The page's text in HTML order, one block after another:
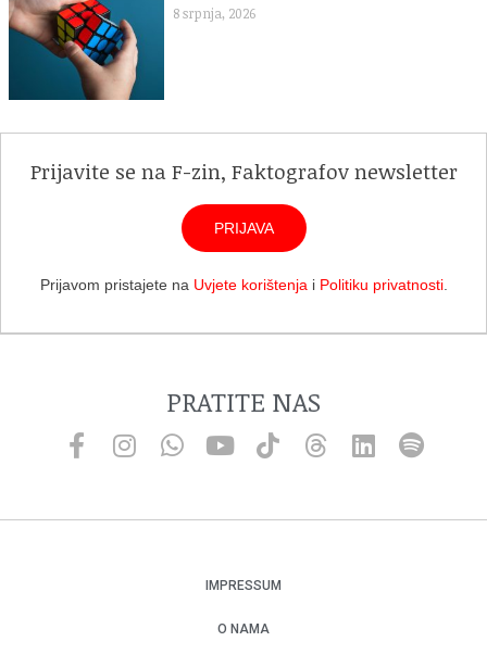
8 srpnja, 2026
Prijavite se na F-zin, Faktografov newsletter
PRIJAVA
Prijavom pristajete na Uvjete korištenja i Politiku privatnosti.
PRATITE NAS
IMPRESSUM
O NAMA